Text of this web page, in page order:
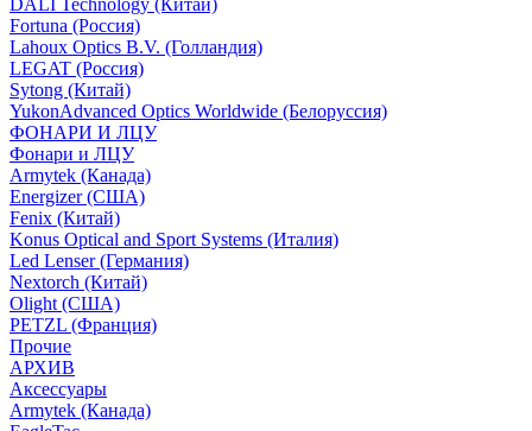
DALI Technology (Китай)
Fortuna (Россия)
Lahoux Optics B.V. (Голландия)
LEGAT (Россия)
Sytong (Китай)
YukonAdvanced Optics Worldwide (Белоруссия)
ФОНАРИ И ЛЦУ
Фонари и ЛЦУ
Armytek (Канада)
Energizer (США)
Fenix (Китай)
Konus Optical and Sport Systems (Италия)
Led Lenser (Германия)
Nextorch (Китай)
Olight (США)
PETZL (Франция)
Прочие
АРХИВ
Аксессуары
Armytek (Канада)